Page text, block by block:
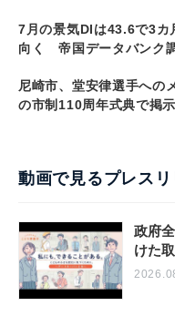
7月の景気DIは43.6で3
向く 帝国データバンク
尼崎市、堂安律選手へ
の市制110周年式典で掲示
動画で見るプレスリ
政府
けた